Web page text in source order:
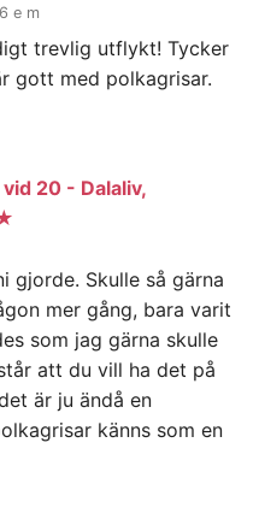
e m
trevlig utflykt! Tycker
gott med polkagrisar.
20 - Dalaliv,
gjorde. Skulle så gärna
mer gång, bara varit
som jag gärna skulle
att du vill ha det på
är ju ändå en
känns som en